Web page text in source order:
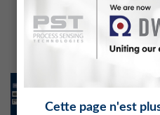
end
of
the
Cette page n'est